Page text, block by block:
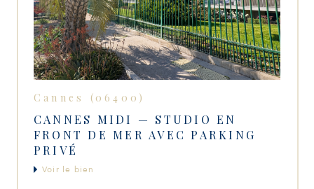
Cannes (06400)
CANNES MIDI — STUDIO EN
FRONT DE MER AVEC PARKING
PRIVÉ
Voir le bien